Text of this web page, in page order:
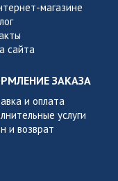
магазине
сайта
ЗАКАЗА
и оплата
услуги
и возврат